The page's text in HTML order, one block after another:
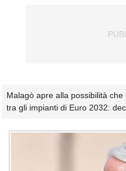
Malagò apre alla possibilità
tra gli impianti di Euro 2032: